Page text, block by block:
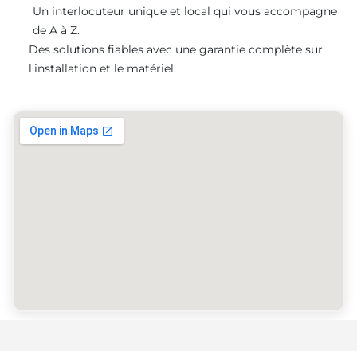
Un interlocuteur unique et local qui vous accompagne
de A à Z.
Des solutions fiables avec une garantie complète sur
l'installation et le matériel.